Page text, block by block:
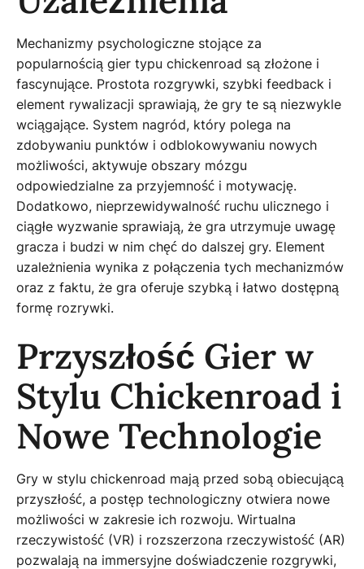
Mechanizmy psychologiczne stojące za
popularnością gier typu chickenroad są złożone i
fascynujące. Prostota rozgrywki, szybki feedback i
element rywalizacji sprawiają, że gry te są niezwykle
wciągające. System nagród, który polega na
zdobywaniu punktów i odblokowywaniu nowych
możliwości, aktywuje obszary mózgu
odpowiedzialne za przyjemność i motywację.
Dodatkowo, nieprzewidywalność ruchu ulicznego i
ciągłe wyzwanie sprawiają, że gra utrzymuje uwagę
gracza i budzi w nim chęć do dalszej gry. Element
uzależnienia wynika z połączenia tych mechanizmów
oraz z faktu, że gra oferuje szybką i łatwo dostępną
formę rozrywki.
Przyszłość Gier w
Stylu Chickenroad i
Nowe Technologie
Gry w stylu chickenroad mają przed sobą obiecującą
przyszłość, a postęp technologiczny otwiera nowe
możliwości w zakresie ich rozwoju. Wirtualna
rzeczywistość (VR) i rozszerzona rzeczywistość (AR)
pozwalają na immersyjne doświadczenie rozgrywki,